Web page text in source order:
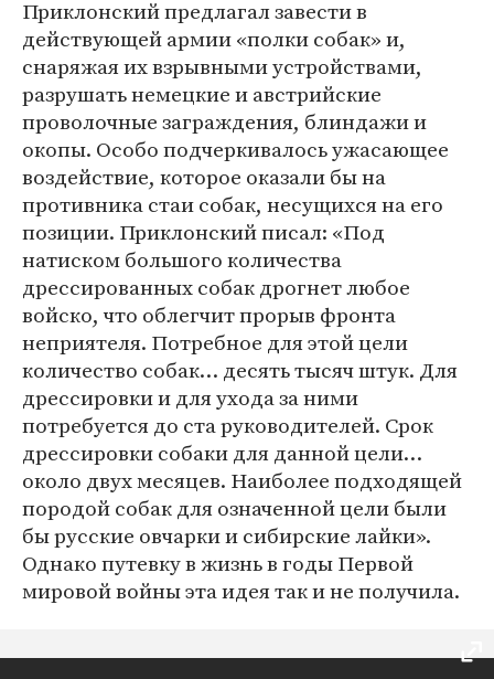
Приклонский предлагал завести в
действующей армии «полки собак» и,
снаряжая их взрывными устройствами,
разрушать немецкие и австрийские
проволочные заграждения, блиндажи и
окопы. Особо подчеркивалось ужасающее
воздействие, которое оказали бы на
противника стаи собак, несущихся на его
позиции. Приклонский писал: «Под
натиском большого количества
дрессированных собак дрогнет любое
войско, что облегчит прорыв фронта
неприятеля. Потребное для этой цели
количество собак… десять тысяч штук. Для
дрессировки и для ухода за ними
потребуется до ста руководителей. Срок
дрессировки собаки для данной цели…
около двух месяцев. Наиболее подходящей
породой собак для означенной цели были
бы русские овчарки и сибирские лайки».
Однако путевку в жизнь в годы Первой
мировой войны эта идея так и не получила.